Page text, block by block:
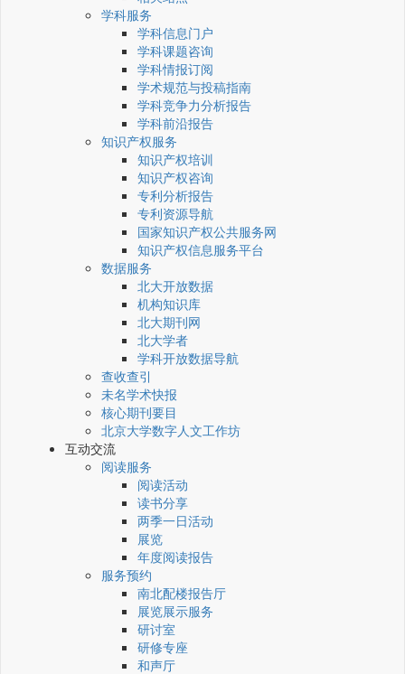
学科服务
学科信息门户
学科课题咨询
学科情报订阅
学术规范与投稿指南
学科竞争力分析报告
学科前沿报告
知识产权服务
知识产权培训
知识产权咨询
专利分析报告
专利资源导航
国家知识产权公共服务网
知识产权信息服务平台
数据服务
北大开放数据
机构知识库
北大期刊网
北大学者
学科开放数据导航
查收查引
未名学术快报
核心期刊要目
北京大学数字人文工作坊
互动交流
阅读服务
阅读活动
读书分享
两季一日活动
展览
年度阅读报告
服务预约
南北配楼报告厅
展览展示服务
研讨室
研修专座
和声厅